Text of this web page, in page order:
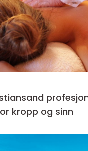
profesjonell
kropp og sinn